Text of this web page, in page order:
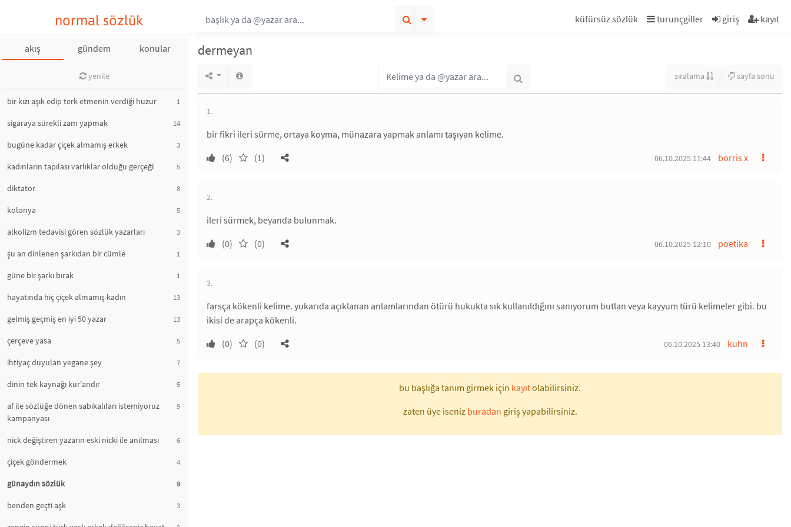
normal sözlük küfürsüz sözlük turunçgiller giriş kayıt
akış gündem konular
yenile
bir kızı aşık edip terk etmenin verdiği huzur 1
sigaraya sürekli zam yapmak 14
bugüne kadar çiçek almamış erkek 3
kadınların tapılası varlıklar olduğu gerçeği 5
diktatör 8
kolonya 5
alkolizm tedavisi gören sözlük yazarları 3
şu an dinlenen şarkıdan bir cümle 1
güne bir şarkı bırak 1
hayatında hiç çiçek almamış kadın 13
gelmiş geçmiş en iyi 50 yazar 13
çerçeve yasa 5
ihtiyaç duyulan yegane şey 7
dinin tek kaynağı kur'andır 5
af ile sözlüğe dönen sabıkalıları istemiyoruz
kampanyası
9
nick değiştiren yazarın eski nicki ile anılması 6
çiçek göndermek 4
günaydın sözlük 9
benden geçti aşk 3
dermeyan
sıralama sayfa sonu
1.
bir fikri ileri sürme, ortaya koyma, münazara yapmak anlamı taşıyan kelime.
(6)
(1) borris x
06.10.2025 11:44
2.
ileri sürmek, beyanda bulunmak.
(0)
(0) poetika
06.10.2025 12:10
3.
farsça kökenli kelime. yukarıda açıklanan anlamlarından ötürü hukukta sık kullanıldığını sanıyorum butlan veya kayyum türü kelimeler gibi. bu
ikisi de arapça kökenli.
(0)
(0) kuhn
06.10.2025 13:40
bu başlığa tanım girmek için kayıtolabilirsiniz.
zaten üye iseniz buradan giriş yapabilirsiniz.